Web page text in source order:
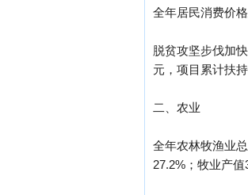
全年居民消费价
脱贫攻坚步伐加
元，项目累计扶
二、农业
全年农林牧渔业
27.2%；牧业产